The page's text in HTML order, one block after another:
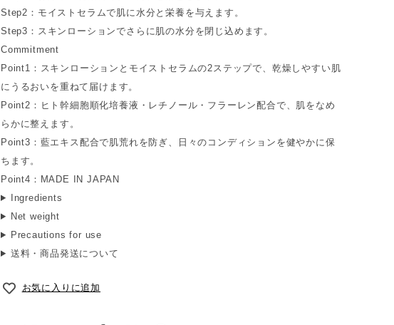
Step2：モイストセラムで肌に水分と栄養を与えます。
Step3：スキンローションでさらに肌の水分を閉じ込めます。
Commitment
Point1：スキンローションとモイストセラムの2ステップで、乾燥しやすい肌
にうるおいを重ねて届けます。
Point2：ヒト幹細胞順化培養液・レチノール・フラーレン配合で、肌をなめ
らかに整えます。
Point3：藍エキス配合で肌荒れを防ぎ、日々のコンディションを健やかに保
ちます。
Point4：MADE IN JAPAN
Ingredients
Net weight
Precautions for use
送料・商品発送について
お気に入りに追加